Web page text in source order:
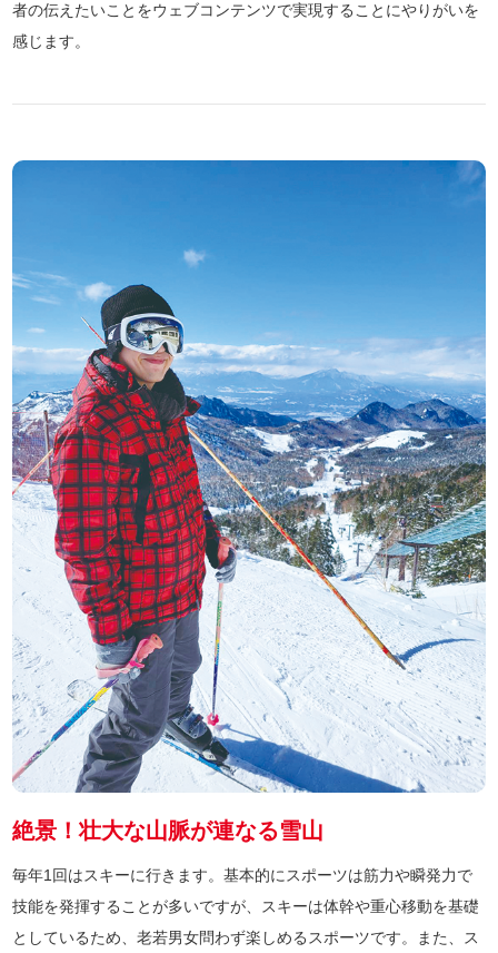
者の伝えたいことをウェブコンテンツで実現することにやりがいを
感じます。
絶景！壮大な山脈が連なる雪山
毎年1回はスキーに行きます。基本的にスポーツは筋力や瞬発力で
技能を発揮することが多いですが、スキーは体幹や重心移動を基礎
としているため、老若男女問わず楽しめるスポーツです。また、ス